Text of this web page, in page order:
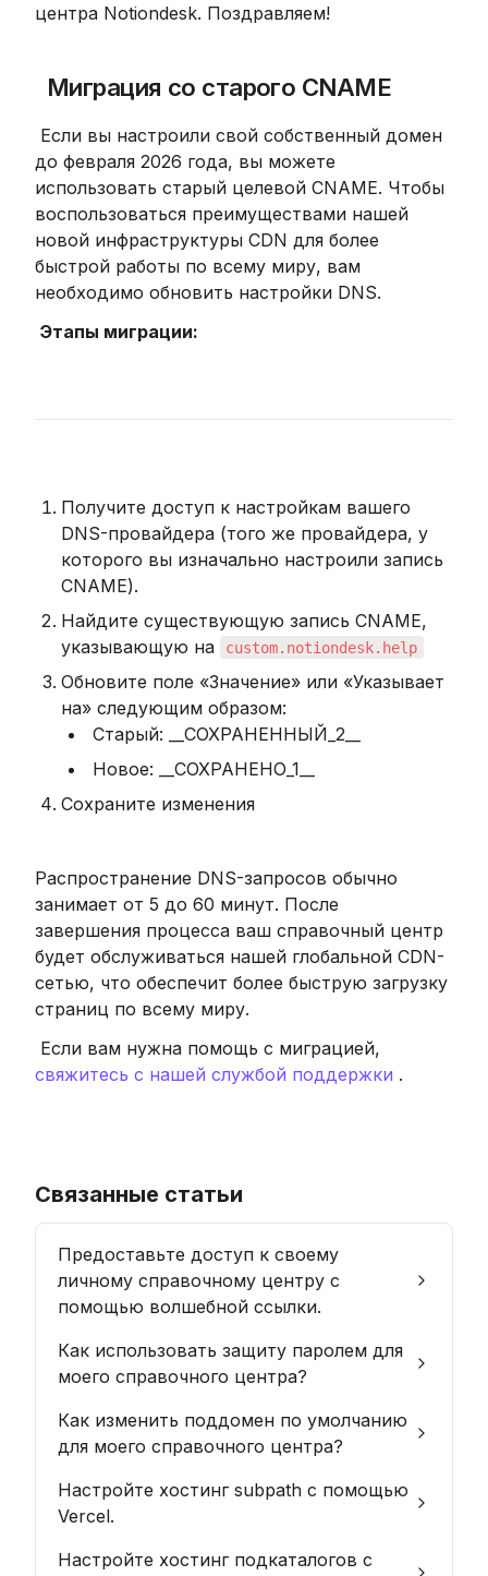
центра Notiondesk. Поздравляем!
Миграция со старого CNAME
до февраля 2026 года, вы можете
использовать старый целевой CNAME. Чтобы
воспользоваться преимуществами нашей
новой инфраструктуры CDN для более
быстрой работы по всему миру, вам
необходимо обновить настройки DNS.
Этапы миграции:
Получите доступ к настройкам вашего
DNS-провайдера (того же провайдера, у
которого вы изначально настроили запись
CNAME).
Найдите существующую запись CNAME,
указывающую на
custom.notiondesk.help
Обновите поле «Значение» или «Указывает
на» следующим образом:
Старый: __СОХРАНЕННЫЙ_2__
Новое: __СОХРАНЕНО_1__
Сохраните изменения
Распространение DNS-запросов обычно
занимает от 5 до 60 минут. После
завершения процесса ваш справочный центр
будет обслуживаться нашей глобальной CDN-
сетью, что обеспечит более быструю загрузку
страниц по всему миру.
Если вам нужна помощь с миграцией,
свяжитесь с нашей службой поддержки .
Связанные статьи
Предоставьте доступ к своему
личному справочному центру с
помощью волшебной ссылки.
Как использовать защиту паролем для
моего справочного центра?
Как изменить поддомен по умолчанию
для моего справочного центра?
Настройте хостинг subpath с помощью
Vercel.
Настройте хостинг подкаталогов с